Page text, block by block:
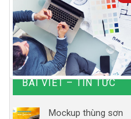
BÀI VIẾT – TIN TỨC
Mockup thùng sơn
CÔNG TY TNHH TM & QC
Địa chỉ : Tabudec Plaza, 16
Nội
Hotline :0989.188.318 –
Email :